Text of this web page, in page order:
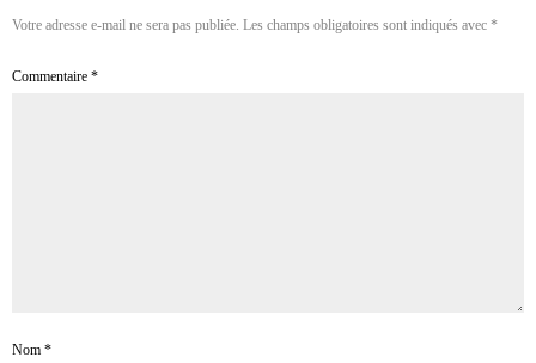
Votre adresse e-mail ne sera pas publiée. Les champs obligatoires sont indiqués avec *
Commentaire *
Nom *